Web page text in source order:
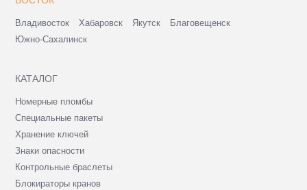
Владивосток Хабаровск Якутск
Благовещенск
Южно-Сахалинск
КАТАЛОГ
Номерные пломбы
Специальные пакеты
Хранение ключей
Знаки опасности
Контрольные браслеты
Блокираторы кранов